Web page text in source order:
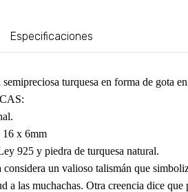
Especificaciones
turquesa en forma de gota
16 x 6mm
925 y piedra de turquesa natural.
considera un valioso talismán que
a las muchachas. Otra creencia dice